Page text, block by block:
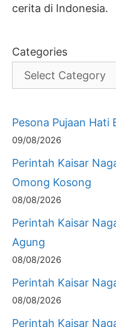
cerita di Indonesia.
Categories
Pesona Pujaan Hati
09/08/2026
Perintah Kaisar
Omong Kosong
08/08/2026
Perintah Kaisar
Agung
08/08/2026
Perintah Kaisar
08/08/2026
Perintah Kaisar